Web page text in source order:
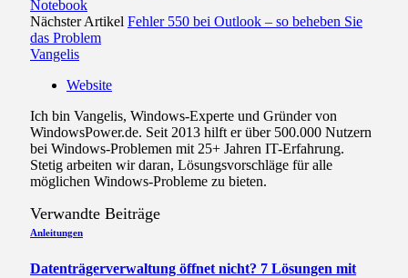
Notebook
Nächster Artikel Fehler 550 bei Outlook – so beheben Sie
das Problem
Vangelis
Website
Ich bin Vangelis, Windows-Experte und Gründer von
WindowsPower.de. Seit 2013 hilft er über 500.000 Nutzern
bei Windows-Problemen mit 25+ Jahren IT-Erfahrung.
Stetig arbeiten wir daran, Lösungsvorschläge für alle
möglichen Windows-Probleme zu bieten.
Verwandte Beiträge
Anleitungen
Datenträgerverwaltung öffnet nicht? 7 Lösungen mit